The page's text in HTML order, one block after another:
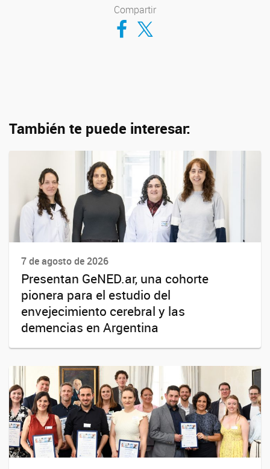
Compartir
Compartir en Facebook
Compartir en Twitter
También te puede interesar:
7 de agosto de 2026
Presentan GeNED.ar, una cohorte
pionera para el estudio del
envejecimiento cerebral y las
demencias en Argentina